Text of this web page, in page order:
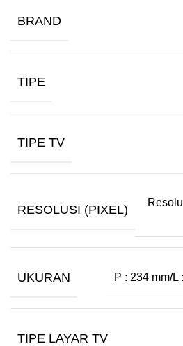
BRAND
TIPE
TIPE TV
RESOLUSI (PIXEL)
UKURAN P : 234 mm/L
TIPE LAYAR TV